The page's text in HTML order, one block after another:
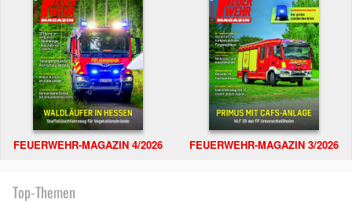
FEUERWEHR-MAGAZIN 4/2026 FEUERWEHR-MAGAZIN 3/2026
Top-Themen